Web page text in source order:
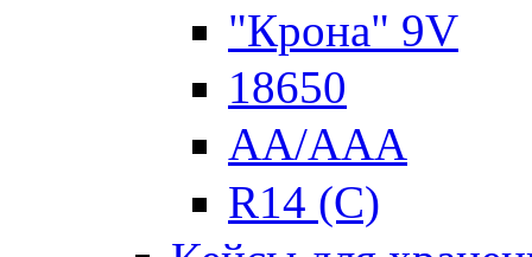
"Крона" 9V
18650
AA/AAA
R14 (C)